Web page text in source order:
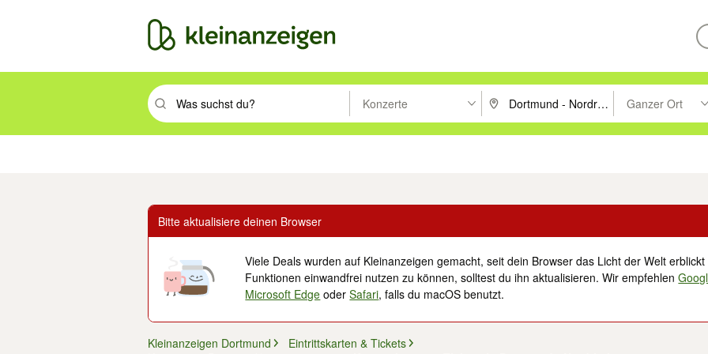
Suchbegriff eingeben. Eingabetaste drücken um zu suchen, oder Vorschläge mit den Pfeiltasten nach oben/
Konzerte PLZ oder Ort eingeben. Eingabetaste
Ganzer Ort
Suche im
Bitte aktualisiere deinen Browser
Viele Deals wurden auf Kleinanzeigen gemacht, seit dein Browser das Licht der Welt
Funktionen einwandfrei nutzen zu können, solltest du ihn aktualisieren. Wir empfehlen
Microsoft Edge oderSafari, falls du macOS benutzt.
Kleinanzeigen Dortmund
Eintrittskarten & Tickets